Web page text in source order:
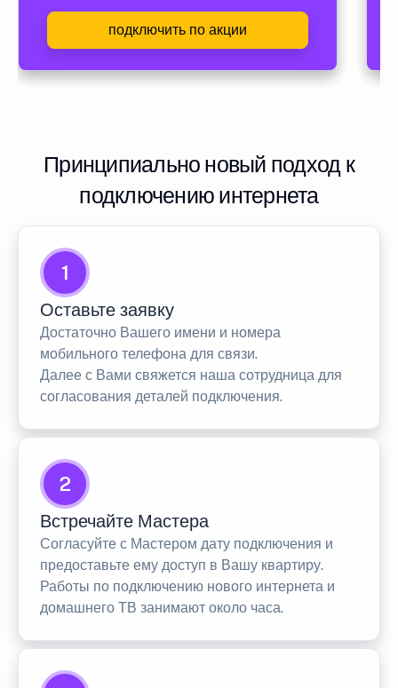
подключить по акции
Принципиально новый подход к
подключению интернета
1
Оставьте заявку
Достаточно Вашего имени и номера
мобильного телефона для связи.
Далее с Вами свяжется наша сотрудница для
согласования деталей подключения.
2
Встречайте Мастера
Согласуйте с Мастером дату подключения и
предоставьте ему доступ в Вашу квартиру.
Работы по подключению нового интернета и
домашнего ТВ занимают около часа.